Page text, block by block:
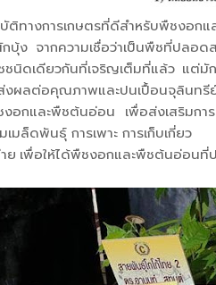
ติทางการเกษตรที่ดีสำหรับพืชงอ
บุ้ง จากความเชื่อว่าเป็นพืชที่ปลอด
ชนิดเดียวกันที่เจริญเต็มที่แล้ว แต่มั
งผลต่อคุณภาพและปนเปื้อนจุลินท
งอกและพืชต้นอ่อน เพื่อส่งเสริม
มเมล็ดพันธุ์ การเพาะ การเก็บเกี่
าย เพื่อให้ได้พืชงอกและพืชต้นอ่อน